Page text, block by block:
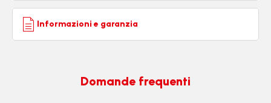
Informazioni e garanzia
Domande frequenti